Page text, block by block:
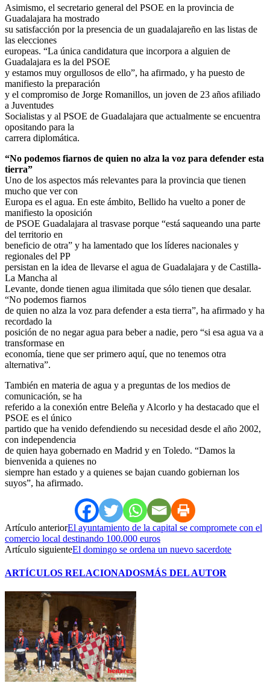
Asimismo, el secretario general del PSOE en la provincia de
Guadalajara ha mostrado
su satisfacción por la presencia de un guadalajareño en las listas de
las elecciones
europeas. “La única candidatura que incorpora a alguien de
Guadalajara es la del PSOE
y estamos muy orgullosos de ello”, ha afirmado, y ha puesto de
manifiesto la preparación
y el compromiso de Jorge Romanillos, un joven de 23 años afiliado
a Juventudes
Socialistas y al PSOE de Guadalajara que actualmente se encuentra
opositando para la
carrera diplomática.
“No podemos fiarnos de quien no alza la voz para defender esta
tierra”
Uno de los aspectos más relevantes para la provincia que tienen
mucho que ver con
Europa es el agua. En este ámbito, Bellido ha vuelto a poner de
manifiesto la oposición
de PSOE Guadalajara al trasvase porque “está saqueando una parte
del territorio en
beneficio de otra” y ha lamentado que los líderes nacionales y
regionales del PP
persistan en la idea de llevarse el agua de Guadalajara y de Castilla-
La Mancha al
Levante, donde tienen agua ilimitada que sólo tienen que desalar.
“No podemos fiarnos
de quien no alza la voz para defender a esta tierra”, ha afirmado y ha
recordado la
posición de no negar agua para beber a nadie, pero “si esa agua va a
transformase en
economía, tiene que ser primero aquí, que no tenemos otra
alternativa”.
También en materia de agua y a preguntas de los medios de
comunicación, se ha
referido a la conexión entre Beleña y Alcorlo y ha destacado que el
PSOE es el único
partido que ha venido defendiendo su necesidad desde el año 2002,
con independencia
de quien haya gobernado en Madrid y en Toledo. “Damos la
bienvenida a quienes no
siempre han estado y a quienes se bajan cuando gobiernan los
suyos”, ha afirmado.
Artículo anteriorEl ayuntamiento de la capital se compromete con el
comercio local destinando 100.000 euros
Artículo siguienteEl domingo se ordena un nuevo sacerdote
ARTÍCULOS RELACIONADOSMÁS DEL AUTOR